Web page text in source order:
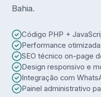
Bahia.
Código PHP +
Performance
SEO técnico on-page
Design responsivo e
Integração com
Painel administrativo